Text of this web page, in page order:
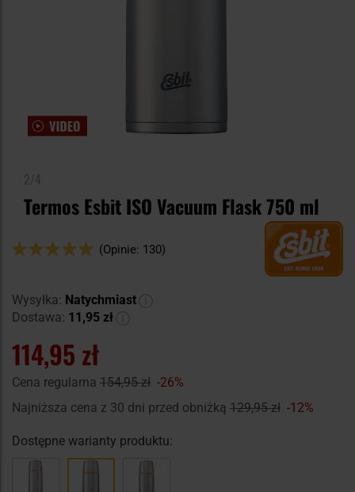
Termos Esbit ISO Vacuum Flask 750 ml
Ocena:
(Opinie: 130)
Wysyłka: Natychmiast
Dostawa: 11,95 zł
114,95 zł
Cena regularna 154,95 zł -26%
Najniższa cena z 30 dni przed obniżką 129,95 zł -12%
Dostępne warianty produktu: